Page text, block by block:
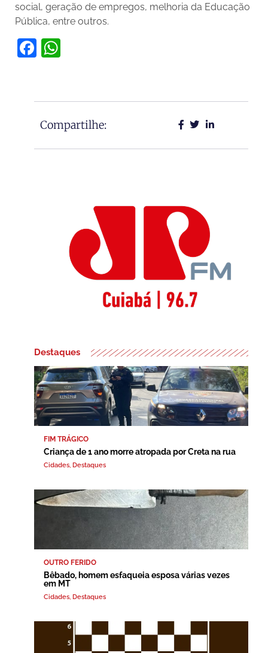
social, geração de empregos, melhoria da Educação
Pública, entre outros.
Facebook
Compartilhe:
Destaques
FIM TRÁGICO
Criança de 1 ano morre atropada por Creta na rua
Cidades, Destaques
OUTRO FERIDO
Bêbado, homem esfaqueia esposa várias vezes
em MT
Cidades, Destaques